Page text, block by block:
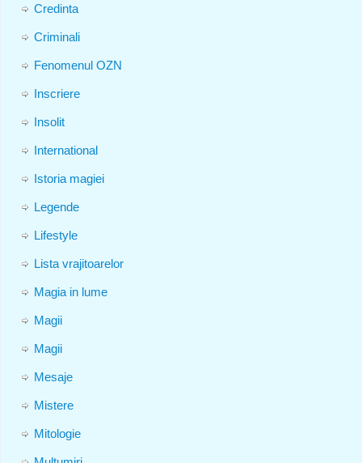
Credinta
Criminali
Fenomenul OZN
Inscriere
Insolit
International
Istoria magiei
Legende
Lifestyle
Lista vrajitoarelor
Magia in lume
Magii
Magii
Mesaje
Mistere
Mitologie